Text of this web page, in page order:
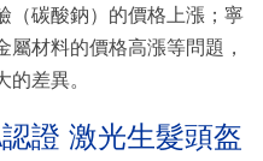
（碳酸鈉）的價格上漲；寧
材料的價格高漲等問題，
差異。
證 激光生髮頭盔